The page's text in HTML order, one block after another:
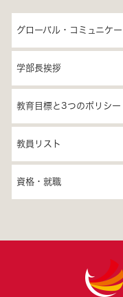
グローバル・コミュニケ
学部長挨拶
教育目標と3つのポリシー
教員リスト
資格・就職